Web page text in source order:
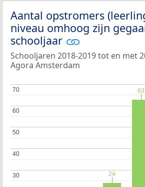
Aantal opstromers
niveau omhoog zijn
schooljaar
Schooljaren 2018-2019 tot en met
Agora Amsterdam
30
30
40
40
50
50
60
60
70
70
24
24
63
63